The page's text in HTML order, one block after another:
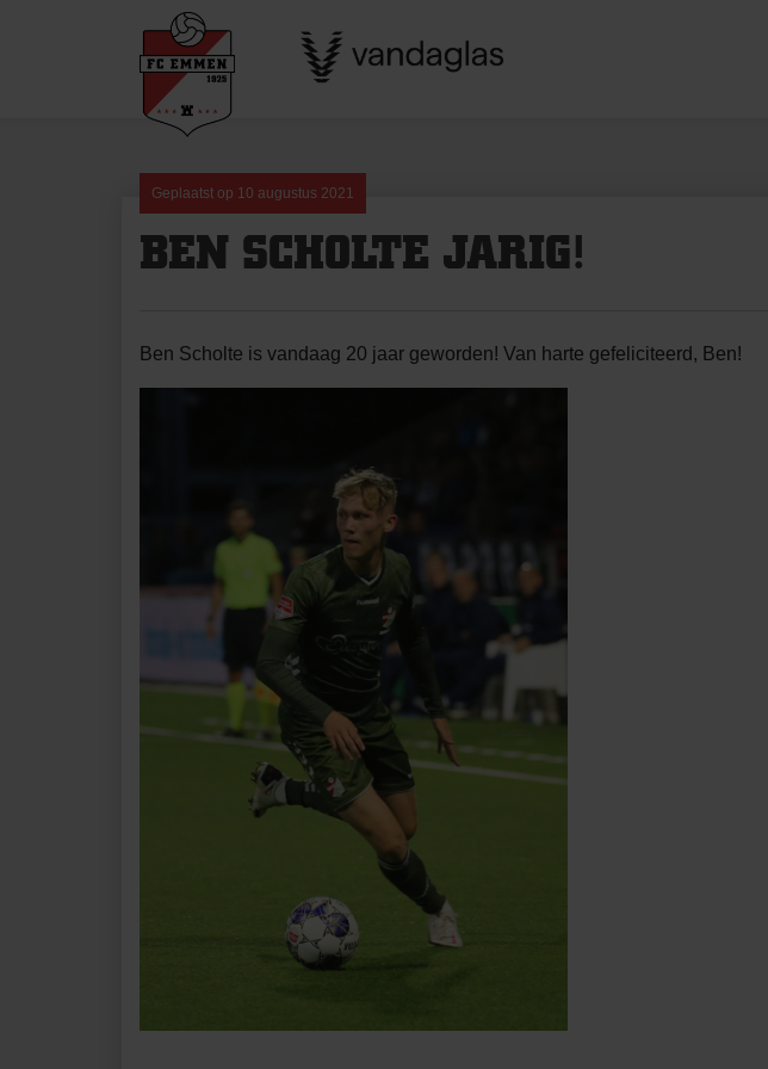
Geplaatst op 10 augustus 2021
BEN SCHOLTE JARIG!
Ben Scholte is vandaag 20 jaar geworden! Van harte gefeliciteerd, Ben!